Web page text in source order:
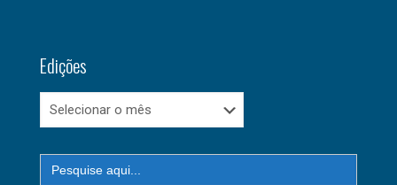
Edições
Edições
Search